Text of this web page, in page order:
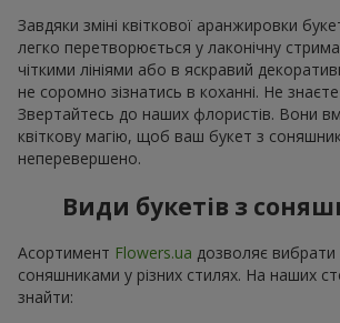
Завдяки зміні квіткової аранжировки
легко перетворюється у лаконічну
чіткими лініями або в яскравий
не соромно зізнатись в коханні. Не
Звертайтесь до наших флористів. Вони
квіткову магію, щоб ваш букет з
неперевершено.
Види букетів з
Асортимент Flowers.ua дозволяє вибрати
соняшниками у різних стилях. На наших
знайти: